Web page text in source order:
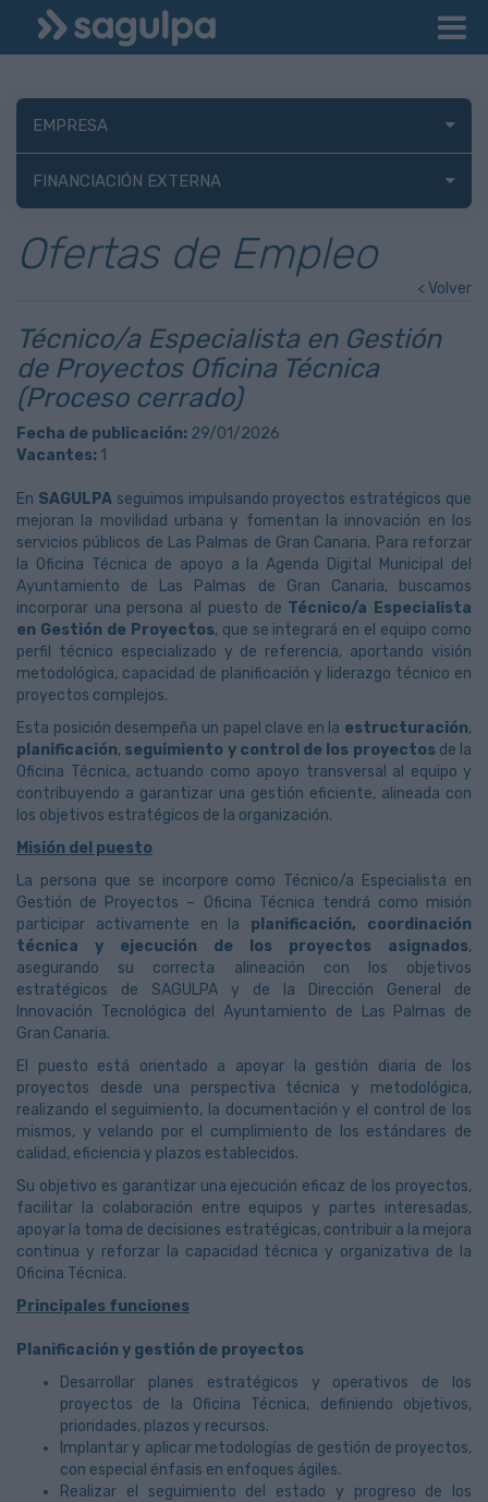
EMPRESA
FINANCIACIÓN EXTERNA
Ofertas de Empleo
< Volver
Técnico/a Especialista en Gestión
de Proyectos Oficina Técnica
(Proceso cerrado)
Fecha de publicación: 29/01/2026
Vacantes: 1
En SAGULPA seguimos impulsando proyectos estratégicos que
mejoran la movilidad urbana y fomentan la innovación en los
servicios públicos de Las Palmas de Gran Canaria. Para reforzar
la Oficina Técnica de apoyo a la Agenda Digital Municipal del
Ayuntamiento de Las Palmas de Gran Canaria, buscamos
incorporar una persona al puesto de Técnico/a Especialista
en Gestión de Proyectos, que se integrará en el equipo como
perfil técnico especializado y de referencia, aportando visión
metodológica, capacidad de planificación y liderazgo técnico en
proyectos complejos.
Esta posición desempeña un papel clave en la estructuración,
planificación, seguimiento y control de los proyectosde la
Oficina Técnica, actuando como apoyo transversal al equipo y
contribuyendo a garantizar una gestión eficiente, alineada con
los objetivos estratégicos de la organización.
Misión del puesto
La persona que se incorpore como Técnico/a Especialista en
Gestión de Proyectos – Oficina Técnica tendrá como misión
participar activamente en la planificación, coordinación
técnica y ejecución de los proyectos asignados,
asegurando su correcta alineación con los objetivos
estratégicos de SAGULPA y de la Dirección General de
Innovación Tecnológica del Ayuntamiento de Las Palmas de
Gran Canaria.
El puesto está orientado a apoyar la gestión diaria de los
proyectos desde una perspectiva técnica y metodológica,
realizando el seguimiento, la documentación y el control de los
mismos, y velando por el cumplimiento de los estándares de
calidad, eficiencia y plazos establecidos.
Su objetivo es garantizar una ejecución eficaz de los proyectos,
facilitar la colaboración entre equipos y partes interesadas,
apoyar la toma de decisiones estratégicas, contribuir a la mejora
continua y reforzar la capacidad técnica y organizativa de la
Oficina Técnica.
Principales funciones
Planificación y gestión de proyectos
Desarrollar planes estratégicos y operativos de los
proyectos de la Oficina Técnica, definiendo objetivos,
prioridades, plazos y recursos.
Implantar y aplicar metodologías de gestión de proyectos,
con especial énfasis en enfoques ágiles.
Realizar el seguimiento del estado y progreso de los